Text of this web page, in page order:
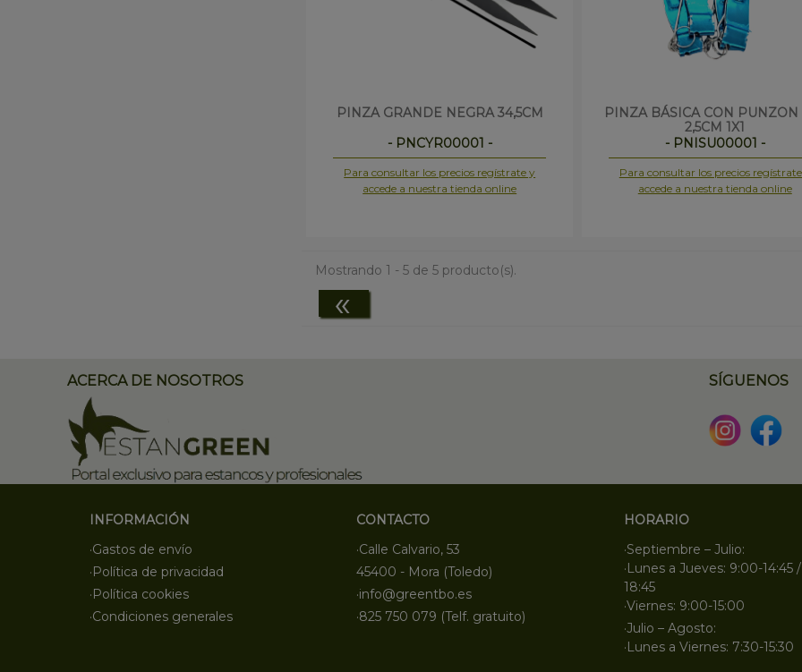
PINZA GRANDE NEGRA 34,5CM
- PNCYR00001 -
Para consultar los precios regístrate y
accede a nuestra tienda online
PINZA BÁSICA CON PUNZON
2,5CM 1X1
- PNISU00001 -
Para consultar los precios
accede a nuestra tienda online
Mostrando 1 - 5 de 5 producto(s).
«
ACERCA DE NOSOTROS SÍGUENOS
INFORMACIÓN
·Gastos de envío
·Política de privacidad
·Política cookies
·Condiciones generales
CONTACTO
·Calle Calvario, 53
45400 - Mora (Toledo)
·info@greentbo.es
·825 750 079 (Telf. gratuito)
HORARIO
·Septiembre – Julio:
·Lunes a Jueves: 9:00-14:45
18:45
·Viernes: 9:00-15:00
·Julio – Agosto:
·Lunes a Viernes: 7:30-15:30